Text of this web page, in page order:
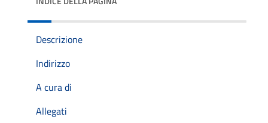
Descrizione
Indirizzo
A cura di
Allegati